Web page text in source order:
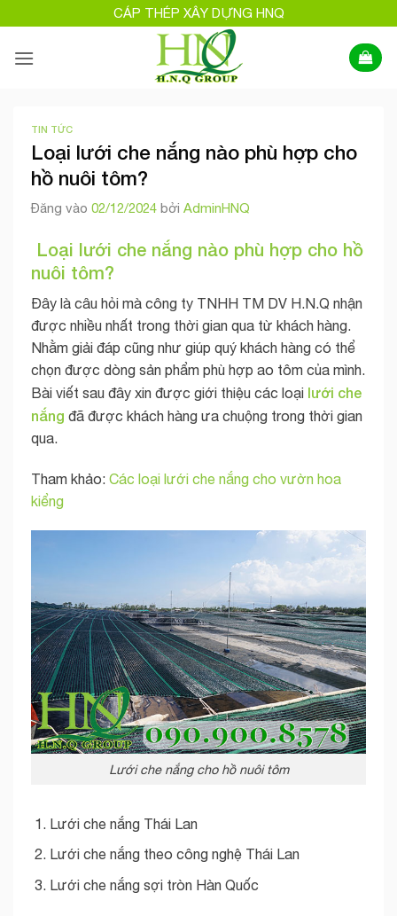
qua
nội
CÁP THÉP XÂY DỰNG HNQ
TIN TỨC
Loại lưới che nắng nào phù hợp cho
hồ nuôi tôm?
Đăng vào 02/12/2024 bởi AdminHNQ
Loại lưới che nắng nào phù hợp cho hồ
nuôi tôm?
Đây là câu hỏi mà công ty TNHH TM DV H.N.Q nhận
được nhiều nhất trong thời gian qua từ khách hàng.
Nhằm giải đáp cũng như giúp quý khách hàng có thể
chọn được dòng sản phẩm phù hợp ao tôm của mình.
Bài viết sau đây xin được giới thiệu các loại lưới che
nắng đã được khách hàng ưa chuộng trong thời gian
qua.
Tham khảo: Các loại lưới che nắng cho vườn hoa
kiểng
Lưới che nắng cho hồ nuôi tôm
Lưới che nắng Thái Lan
Lưới che nắng theo công nghệ Thái Lan
Lưới che nắng sợi tròn Hàn Quốc